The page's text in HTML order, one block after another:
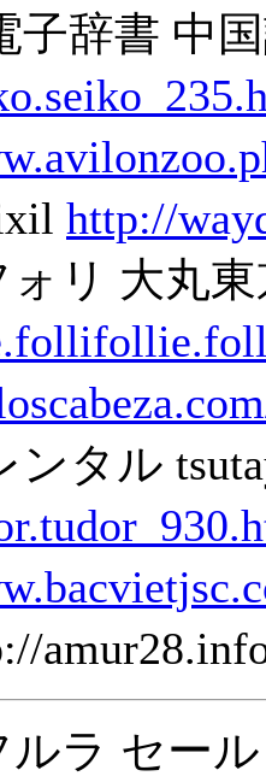
子辞書 中
http://
ォリ 大丸
ンタル
ルラ セー